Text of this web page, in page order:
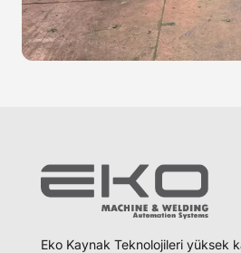
Eko Kaynak Teknolojileri yüksek